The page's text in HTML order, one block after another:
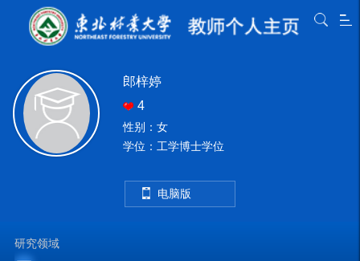
郎梓婷
4
性别：女
学位：工学博士学位
电脑版
研究领域